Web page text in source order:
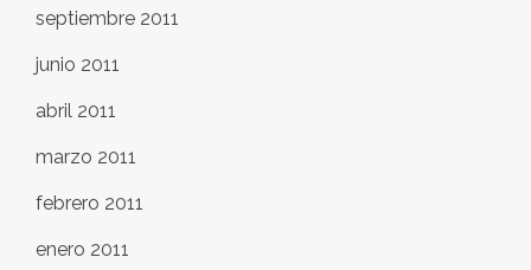
septiembre 2011
junio 2011
abril 2011
marzo 2011
febrero 2011
enero 2011